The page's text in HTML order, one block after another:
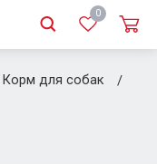
0
Корм для собак